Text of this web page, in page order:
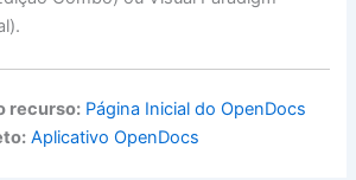
recurso: Página Inicial do OpenDocs
Aplicativo OpenDocs